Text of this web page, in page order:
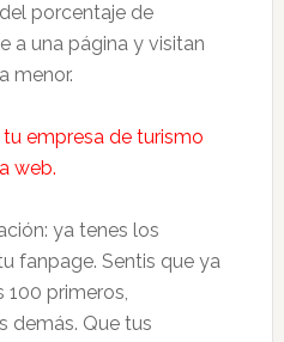
porcentaje de
a una página y visitan
menor.
empresa de turismo
web.
ya tenes los
fanpage. Sentis que ya
100 primeros,
demás. Que tus